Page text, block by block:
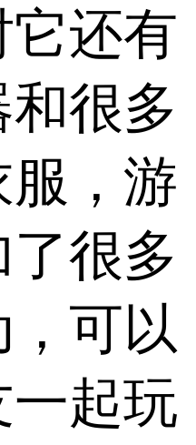
还有
很多
，游
很多
可以
起玩